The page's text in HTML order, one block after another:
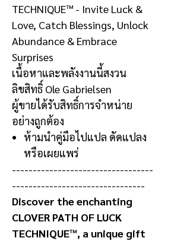
TECHNIQUE™ - Invite Luck &
Love, Catch Blessings, Unlock
Abundance & Embrace
Surprises
เนื้อหาและพลังงานนี้สงวน
ลิขสิทธิ์ Ole Gabrielsen
ผู้ขายได้รับสิทธิ์การจำหน่าย
อย่างถูกต้อง
ห้ามนำคู่มือไปแปล ดัดแปลง
หรือเผยแพร่
----------------------------------
--------------------------------
Discover the enchanting
CLOVER PATH OF LUCK
TECHNIQUE™, a unique gift